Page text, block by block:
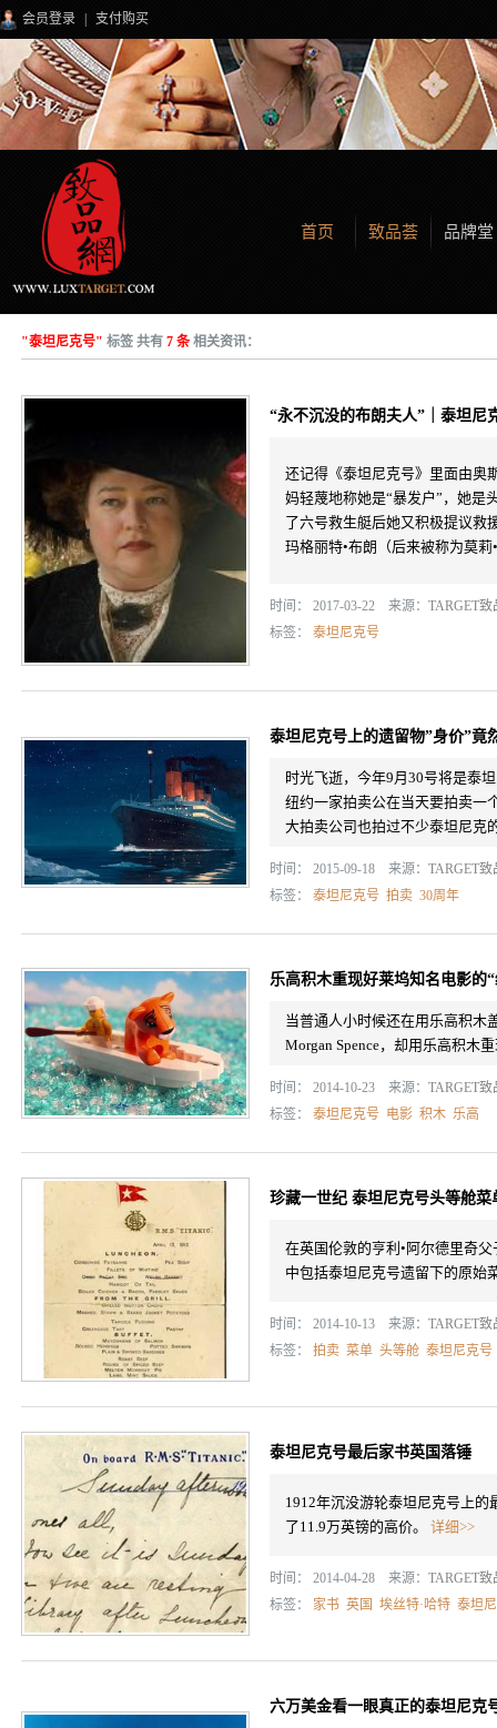
会员登录 支付购买
首页 致品荟 品牌堂
"泰坦尼克号" 标签 共有 7 条相关资讯：
“永不沉没的布朗夫人”｜泰坦尼
还记得《泰坦尼克号》里面由奥
妈轻蔑地称她是“暴发户”，她是
了六号救生艇后她又积极提议救
玛格丽特•布朗（后来被称为莫莉
时间： 2017-03-22 来源： TARGET致
标签： 泰坦尼克号
泰坦尼克号上的遗留物”身价”竟
时光飞逝，今年9月30号将是泰
纽约一家拍卖公在当天要拍卖一
大拍卖公司也拍过不少泰坦尼
时间： 2015-09-18 来源： TARGET致
标签： 泰坦尼克号 拍卖 30周年
乐高积木重现好莱坞知名电影的
当普通人小时候还在用乐高积木
Morgan Spence，却用乐高积木
时间： 2014-10-23 来源： TARGET致
标签： 泰坦尼克号 电影 积木 乐高
珍藏一世纪 泰坦尼克号头等舱菜
在英国伦敦的亨利•阿尔德里奇
中包括泰坦尼克号遗留下的原始
时间： 2014-10-13 来源： TARGET致
标签： 拍卖 菜单 头等舱 泰坦尼克号
泰坦尼克号最后家书英国落锤
1912年沉没游轮泰坦尼克号上
了11.9万英镑的高价。 详细>>
时间： 2014-04-28 来源： TARGET致
标签： 家书 英国 埃丝特·哈特 泰坦
六万美金看一眼真正的泰坦尼克